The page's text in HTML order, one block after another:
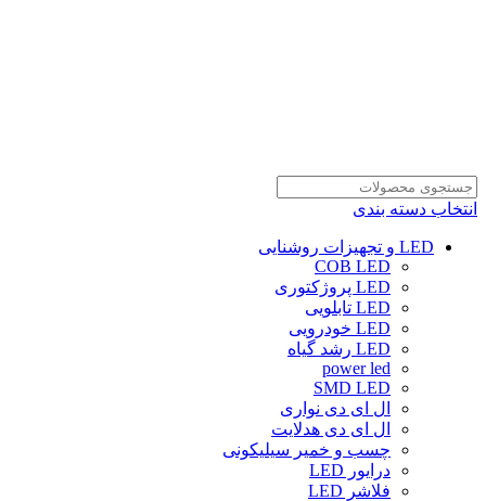
انتخاب دسته بندی
LED و تجهیزات روشنایی
COB LED
LED پروژکتوری
LED تابلویی
LED خودرویی
LED رشد گیاه
power led
SMD LED
ال ای دی نواری
ال ای دی هدلایت
چسب و خمیر سیلیکونی
درایور LED
فلاشر LED